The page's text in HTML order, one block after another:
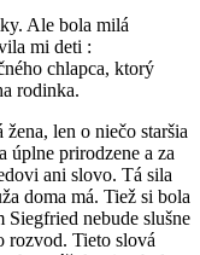
Ale bola milá
mi deti :
chlapca, ktorý
rodinka.
len o niečo staršia
úplne prirodzene a za
ani slovo. Tá sila
doma má. Tiež si bola
nebude slušne
rozvod. Tieto slová